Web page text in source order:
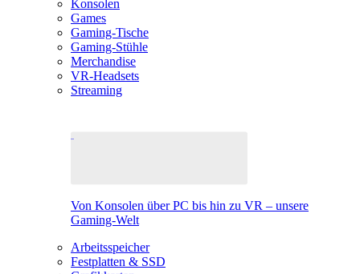
Konsolen
Games
Gaming-Tische
Gaming-Stühle
Merchandise
VR-Headsets
Streaming
Von Konsolen über PC bis hin zu VR – unsere
Gaming-Welt
Arbeitsspeicher
Festplatten & SSD